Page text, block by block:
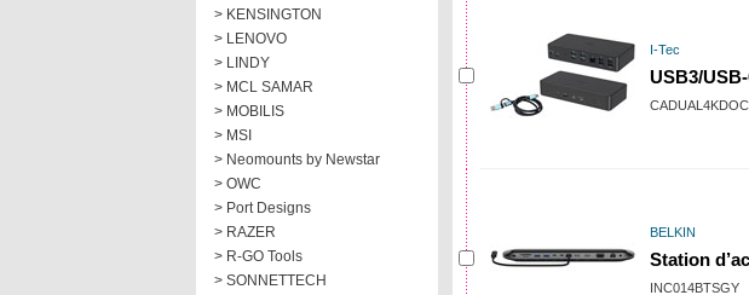
> KENSINGTON
> LENOVO
> LINDY
> MCL SAMAR
> MOBILIS
> MSI
> Neomounts by Newstar
> OWC
> Port Designs
> RAZER
> R-GO Tools
> SONNETTECH
I-Tec
USB3/
BELKIN
Station
INC014BTSGY